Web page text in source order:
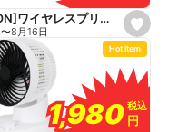
e
s
e
t
a
v
o
r
i
[EPSON]ワイヤレスプリンター
〜8月16日
Hot Item
1,980
1,980 税込
税込
円
円